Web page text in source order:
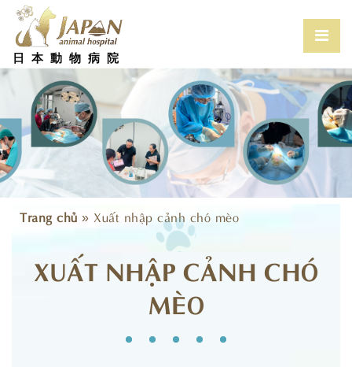
content
日本動物病院
for
Trang chủ » Xuất nhập cảnh chó mèo
XUẤT NHẬP CẢNH CHÓ
MÈO